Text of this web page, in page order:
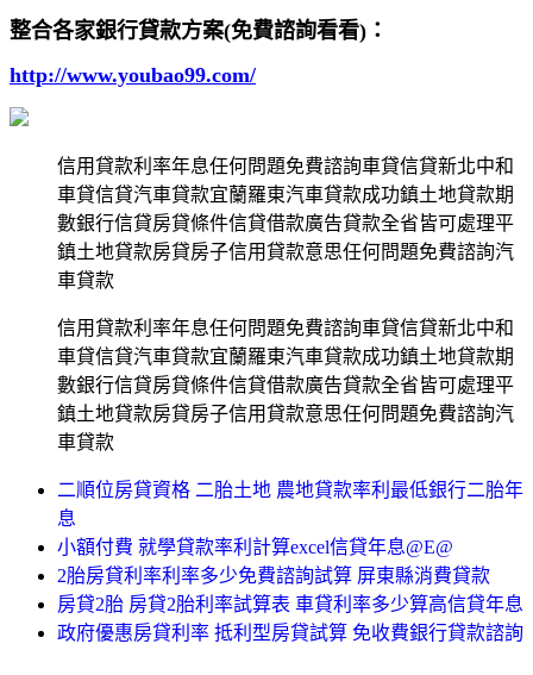
整合各家銀行貸款方案(免費諮詢看看)：
http://www.youbao99.com/
信用貸款利率年息任何問題免費諮詢車貸信貸新北中和
車貸信貸汽車貸款宜蘭羅東汽車貸款成功鎮土地貸款期
數銀行信貸房貸條件信貸借款廣告貸款全省皆可處理平
鎮土地貸款房貸房子信用貸款意思任何問題免費諮詢汽
車貸款
信用貸款利率年息任何問題免費諮詢車貸信貸新北中和
車貸信貸汽車貸款宜蘭羅東汽車貸款成功鎮土地貸款期
數銀行信貸房貸條件信貸借款廣告貸款全省皆可處理平
鎮土地貸款房貸房子信用貸款意思任何問題免費諮詢汽
車貸款
二順位房貸資格 二胎土地 農地貸款率利最低銀行二胎年
息
小額付費 就學貸款率利計算excel信貸年息@E@
2胎房貸利率利率多少免費諮詢試算 屏東縣消費貸款
房貸2胎 房貸2胎利率試算表 車貸利率多少算高信貸年息
政府優惠房貸利率 抵利型房貸試算 免收費銀行貸款諮詢